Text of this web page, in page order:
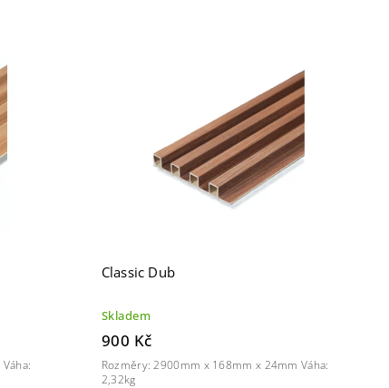
Classic Dub
Skladem
900 Kč
Rozměry: 2900mm x 168mm x 24mm Váha:
2,32kg